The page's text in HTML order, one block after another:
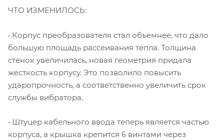
ЧТО ИЗМЕНИЛОСЬ:
• Корпус преобразователя стал объемнее, что дало
большую площадь рассеивания тепла. Толщина
стенок увеличилась, новая геометрия придала
жесткость корпусу. Это позволило повысить
ударопрочность, а соответственно увеличить срок
службы вибратора.
• Штуцер кабельного ввода теперь является частью
корпуса, а крышка крепится 6 винтами через